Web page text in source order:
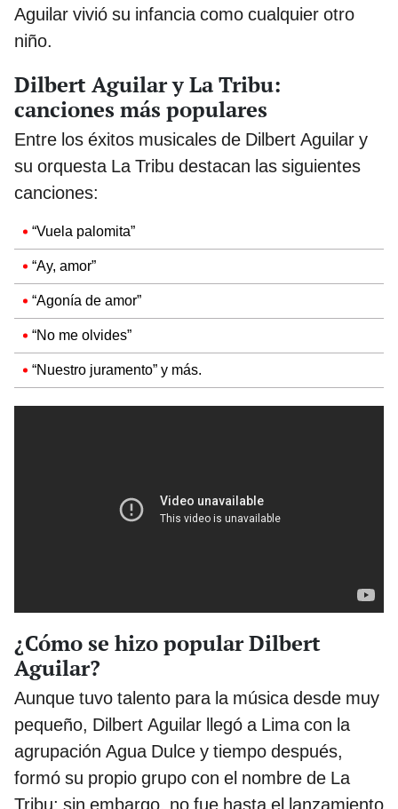
Aguilar vivió su infancia como cualquier otro
niño.
Dilbert Aguilar y La Tribu:
canciones más populares
Entre los éxitos musicales de Dilbert Aguilar y
su orquesta La Tribu destacan las siguientes
canciones:
“Vuela palomita”
“Ay, amor”
“Agonía de amor”
“No me olvides”
“Nuestro juramento” y más.
¿Cómo se hizo popular Dilbert
Aguilar?
Aunque tuvo talento para la música desde muy
pequeño, Dilbert Aguilar llegó a Lima con la
agrupación Agua Dulce y tiempo después,
formó su propio grupo con el nombre de La
Tribu; sin embargo, no fue hasta el lanzamiento